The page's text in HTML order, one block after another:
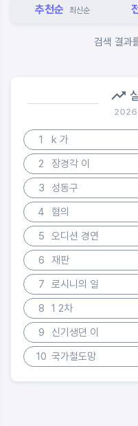
추천순 최신순
검색 결과
1
k 가
2
장경각 이
3
성동구
4
혐의
5
오디션 경연
6
재판
7
로시니의 일
8
1 2차
9
신기생뎐 이
10 국가철도망